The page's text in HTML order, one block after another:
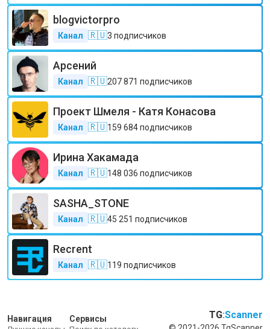
blogvictorpro
Канал 🇷🇺3 подписчиков
Арсений
Канал 🇷🇺207 871 подписчиков
Проект Шмеля - Катя Конасова
Канал 🇷🇺159 684подписчиков
Ирина Хакамада
Канал 🇷🇺148 036 подписчиков
SASHA_STONE
Канал 🇷🇺45 251 подписчиков
Recrent
Канал 🇷🇺119 подписчиков
Навигация Сервисы TG:Scanner